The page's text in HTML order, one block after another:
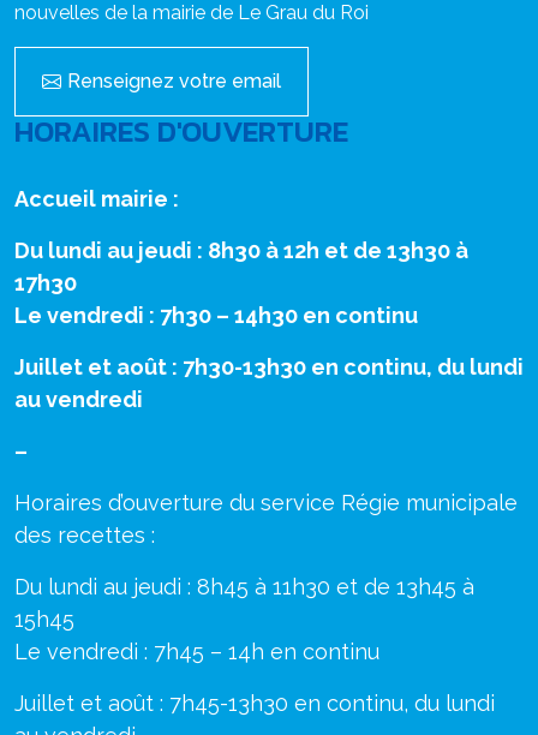
nouvelles de la mairie de Le Grau du Roi
Renseignez votre email
HORAIRES D'OUVERTURE
Accueil mairie :
Du lundi au jeudi : 8h30 à 12h et de 13h30 à
17h30
Le vendredi : 7h30 – 14h30 en continu
Juillet et août : 7h30-13h30 en continu, du lundi
au vendredi
–
Horaires d’ouverture du service Régie municipale
des recettes :
Du lundi au jeudi : 8h45 à 11h30 et de 13h45 à
15h45
Le vendredi : 7h45 – 14h en continu
Juillet et août : 7h45-13h30 en continu, du lundi